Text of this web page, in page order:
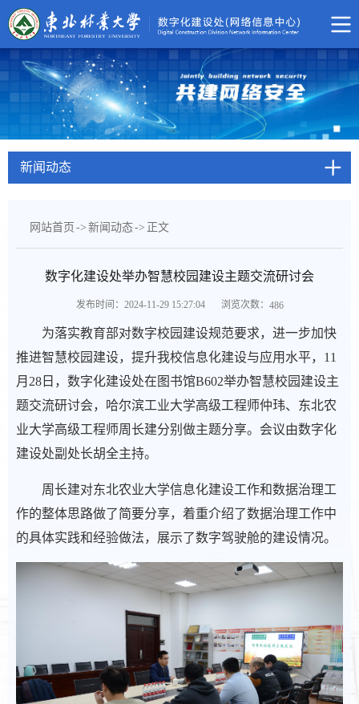
新闻动态
网站首页 -> 新闻动态-> 正文
数字化建设处举办智慧校园建设主题交流研讨会
发布时间：2024-11-29 15:27:04 浏览次数： 486
为落实教育部对数字校园建设规范要求，进一步加快
推进智慧校园建设，提升我校信息化建设与应用水平，11
月28日，数字化建设处在图书馆B602举办智慧校园建设主
题交流研讨会，哈尔滨工业大学高级工程师仲玮、东北农
业大学高级工程师周长建分别做主题分享。会议由数字化
建设处副处长胡全主持。
周长建对东北农业大学信息化建设工作和数据治理工
作的整体思路做了简要分享，着重介绍了数据治理工作中
的具体实践和经验做法，展示了数字驾驶舱的建设情况。